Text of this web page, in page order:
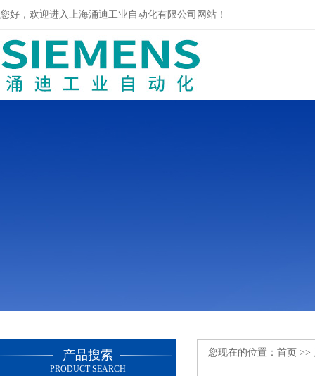
您好，欢迎进入上海涌迪工业自动化有限公司网站！
产品搜索
PRODUCT SEARCH
您现在的位置： 首页 >>